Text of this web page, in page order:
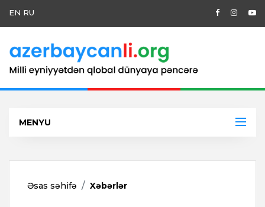
EN RU
MENYU
Əsas səhifə Xəbərlər